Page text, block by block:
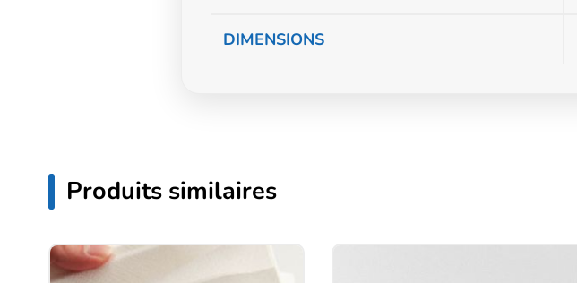
DIMENSIONS
Produits similaires